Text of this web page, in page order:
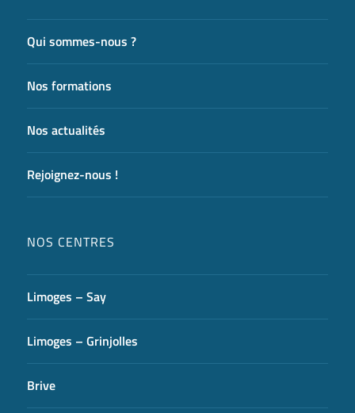
Qui sommes-nous ?
Nos formations
Nos actualités
Rejoignez-nous !
NOS CENTRES
Limoges – Say
Limoges – Grinjolles
Brive